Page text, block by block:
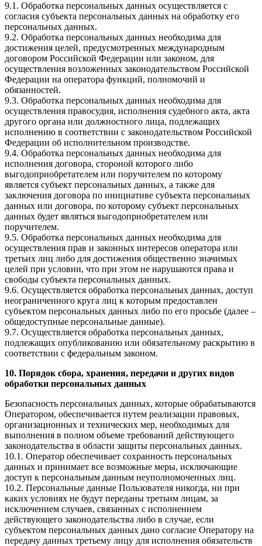
9.1. Обработка персональных данных осуществляется с
согласия субъекта персональных данных на обработку его
персональных данных.
9.2. Обработка персональных данных необходима для
достижения целей, предусмотренных международным
договором Российской Федерации или законом, для
осуществления возложенных законодательством Российской
Федерации на оператора функций, полномочий и
обязанностей.
9.3. Обработка персональных данных необходима для
осуществления правосудия, исполнения судебного акта, акта
другого органа или должностного лица, подлежащих
исполнению в соответствии с законодательством Российской
Федерации об исполнительном производстве.
9.4. Обработка персональных данных необходима для
исполнения договора, стороной которого либо
выгодоприобретателем или поручителем по которому
является субъект персональных данных, а также для
заключения договора по инициативе субъекта персональных
данных или договора, по которому субъект персональных
данных будет являться выгодоприобретателем или
поручителем.
9.5. Обработка персональных данных необходима для
осуществления прав и законных интересов оператора или
третьих лиц либо для достижения общественно значимых
целей при условии, что при этом не нарушаются права и
свободы субъекта персональных данных.
9.6. Осуществляется обработка персональных данных, доступ
неограниченного круга лиц к которым предоставлен
субъектом персональных данных либо по его просьбе (далее –
общедоступные персональные данные).
9.7. Осуществляется обработка персональных данных,
подлежащих опубликованию или обязательному раскрытию в
соответствии с федеральным законом.
10. Порядок сбора, хранения, передачи и других видов
обработки персональных данных
Безопасность персональных данных, которые обрабатываются
Оператором, обеспечивается путем реализации правовых,
организационных и технических мер, необходимых для
выполнения в полном объеме требований действующего
законодательства в области защиты персональных данных.
10.1. Оператор обеспечивает сохранность персональных
данных и принимает все возможные меры, исключающие
доступ к персональным данным неуполномоченных лиц.
10.2. Персональные данные Пользователя никогда, ни при
каких условиях не будут переданы третьим лицам, за
исключением случаев, связанных с исполнением
действующего законодательства либо в случае, если
субъектом персональных данных дано согласие Оператору на
передачу данных третьему лицу для исполнения обязательств